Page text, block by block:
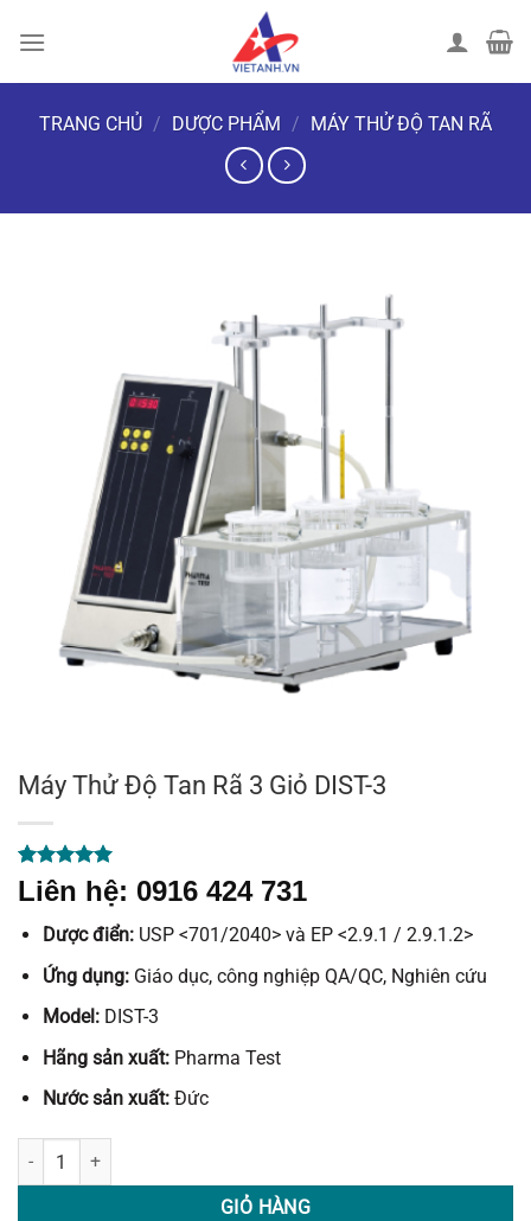
đến
TRANG CHỦ / DƯỢC PHẨM / MÁY THỬ ĐỘ TAN RÃ
Máy Thử Độ Tan Rã 3 Giỏ DIST-3
5.00trên 5
dựa trên
1Liên hệ: 0916 424 731
Dược điển: USP <701/2040> và EP <2.9.1 / 2.9.1.2>
Ứng dụng: Giáo dục, công nghiệp QA/QC, Nghiên cứu
Model: DIST-3
Hãng sản xuất: Pharma Test
Nước sản xuất: Đức
Máy Thử Độ Tan Rã 3 Giỏ DIST-3 số lượng
GIỎ HÀNG